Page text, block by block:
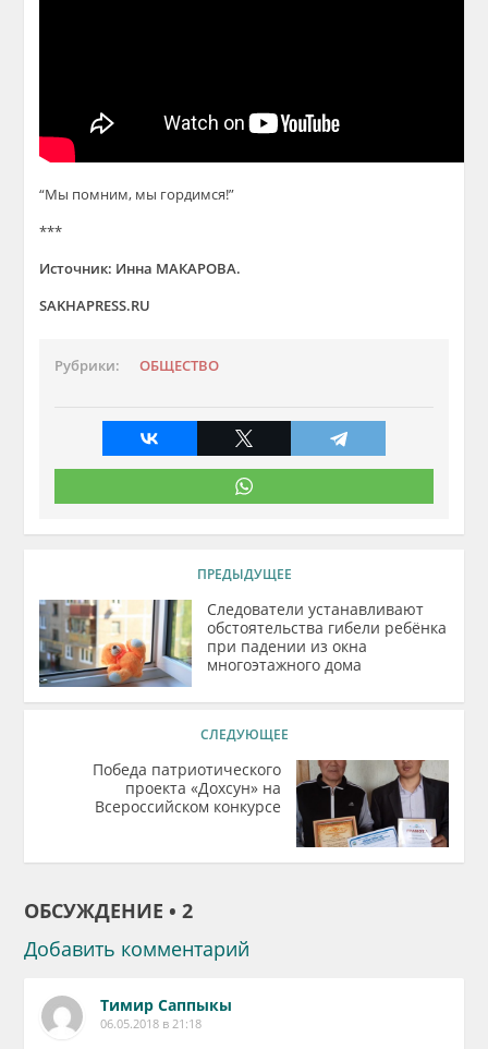
“Мы помним, мы гордимся!”
***
Источник: Инна МАКАРОВА.
SAKHAPRESS.RU
Рубрики: ОБЩЕСТВО
ПРЕДЫДУЩЕЕ
Следователи устанавливают
обстоятельства гибели ребёнка
при падении из окна
многоэтажного дома
СЛЕДУЮЩЕЕ
Победа патриотического
проекта «Дохсун» на
Всероссийском конкурсе
ОБСУЖДЕНИЕ • 2
Добавить комментарий
Тимир Саппыкы
06.05.2018 в 21:18